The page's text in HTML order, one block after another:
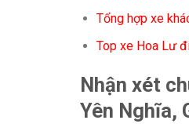
Tổng hợp xe
Top xe Hoa Lư
Nhận xét
Yên Nghĩa,